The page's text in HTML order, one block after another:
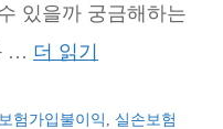
있을까 궁금해하는
… 더 읽기
보험가입불이익
실손보험